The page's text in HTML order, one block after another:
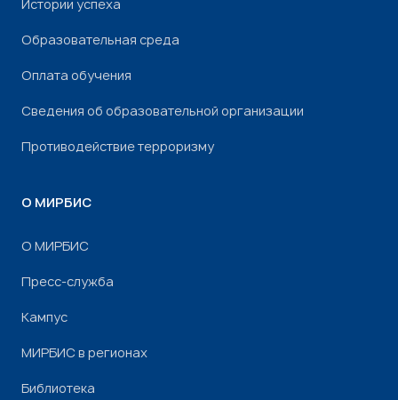
Истории успеха
Образовательная среда
Оплата обучения
Сведения об образовательной организации
Противодействие терроризму
О МИРБИС
О МИРБИС
Пресс-служба
Кампус
МИРБИС в регионах
Библиотека